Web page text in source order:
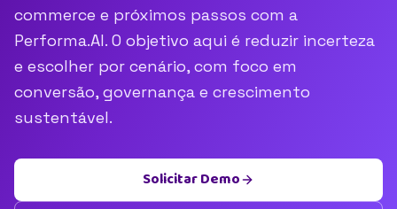
commerce e próximos passos com a
Performa.AI. O objetivo aqui é reduzir incerteza
e escolher por cenário, com foco em
conversão, governança e crescimento
sustentável.
Solicitar Demo